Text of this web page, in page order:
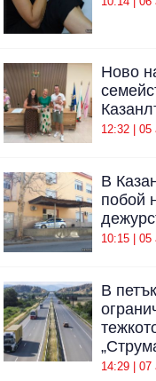
Ново
12:32 | 05
В
побой
10:15 | 05
В
14:29 | 07